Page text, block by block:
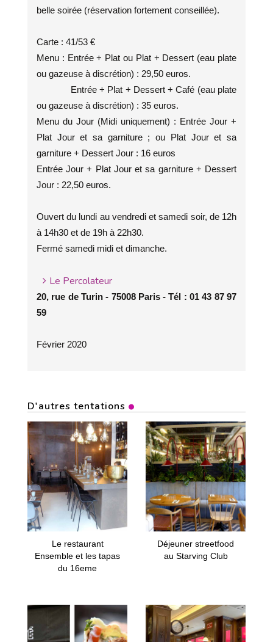
belle soirée (réservation fortement conseillée).
Carte : 41/53 €
Menu : Entrée + Plat ou Plat + Dessert (eau plate
ou gazeuse à discrétion) : 29,50 euros.
Entrée + Plat + Dessert + Café (eau plate
ou gazeuse à discrétion) : 35 euros.
Menu du Jour (Midi uniquement) : Entrée Jour +
Plat Jour et sa garniture ; ou Plat Jour et sa
garniture + Dessert Jour : 16 euros
Entrée Jour + Plat Jour et sa garniture + Dessert
Jour : 22,50 euros.
Ouvert du lundi au vendredi et samedi soir, de 12h
à 14h30 et de 19h à 22h30.
Fermé samedi midi et dimanche.
Le Percolateur
20, rue de Turin - 75008 Paris - Tél : 01 43 87 97
59
Février 2020
D'autres tentations
Le restaurant
Ensemble et les tapas
du 16eme
Déjeuner streetfood
au Starving Club